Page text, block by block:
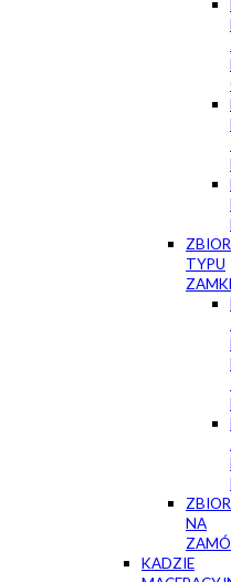
TYPU
NA
KADZIE